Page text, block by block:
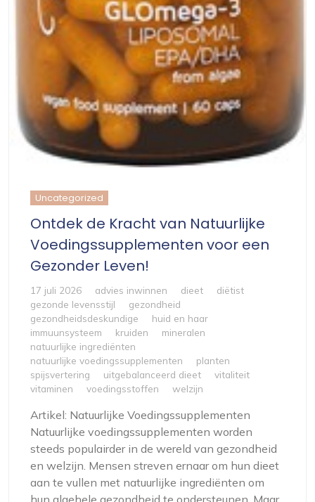
Uncategorized
Ontdek de Kracht van Natuurlijke
Voedingssupplementen voor een
Gezonder Leven!
17 juli 2026 advies inwinnen dieet
diëtist
gezonde levensstijl
gezondheid
gezondheidsdeskundige
huid en haar
immuunsysteem
kruiden
mineralen
natuurlijke ingrediënten
natuurlijke voedingssupplementen
planten
spijsvertering
uitgebalanceerd dieet
vitaliteit
vitaminen
voedingsstoffen welzijn
Artikel: Natuurlijke Voedingssupplementen
Natuurlijke voedingssupplementen worden
steeds populairder in de wereld van gezondheid
en welzijn. Mensen streven ernaar om hun dieet
aan te vullen met natuurlijke ingrediënten om
hun algehele gezondheid te ondersteunen. Maar